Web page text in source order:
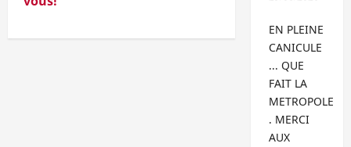
EN PLEINE
CANICULE
... QUE
FAIT LA
METROPOLE
. MERCI
AUX